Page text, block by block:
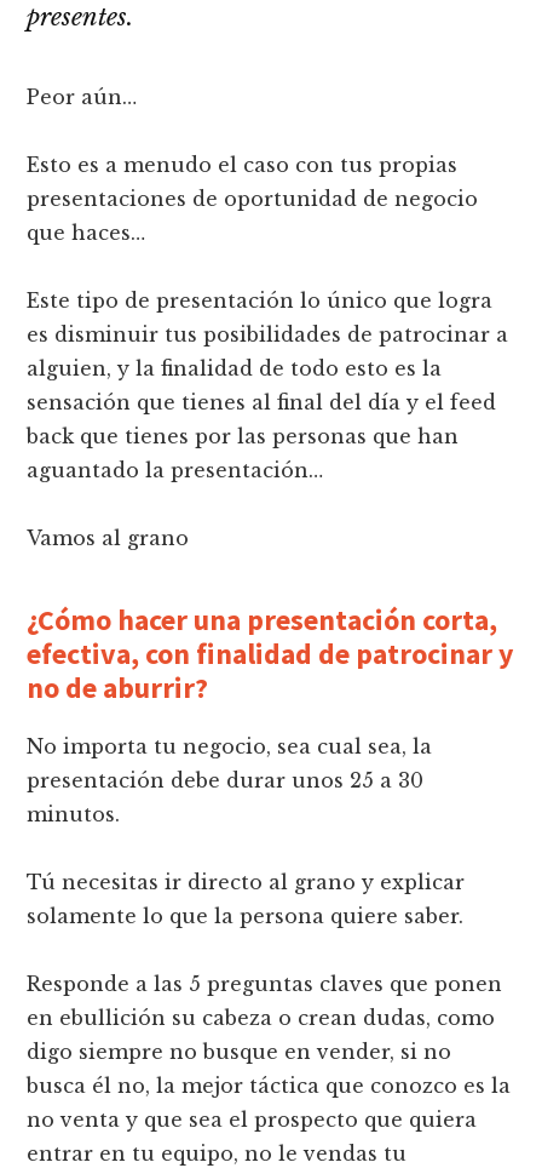
presentes.
Peor aún…
Esto es a menudo el caso con tus propias
presentaciones de oportunidad de negocio
que haces…
Este tipo de presentación lo único que logra
es disminuir tus posibilidades de patrocinar a
alguien, y la finalidad de todo esto es la
sensación que tienes al final del día y el feed
back que tienes por las personas que han
aguantado la presentación…
Vamos al grano
¿Cómo hacer una presentación corta,
efectiva, con finalidad de patrocinar y
no de aburrir?
No importa tu negocio, sea cual sea, la
presentación debe durar unos 25 a 30
minutos.
Tú necesitas ir directo al grano y explicar
solamente lo que la persona quiere saber.
Responde a las 5 preguntas claves que ponen
en ebullición su cabeza o crean dudas, como
digo siempre no busque en vender, si no
busca él no, la mejor táctica que conozco es la
no venta y que sea el prospecto que quiera
entrar en tu equipo, no le vendas tu